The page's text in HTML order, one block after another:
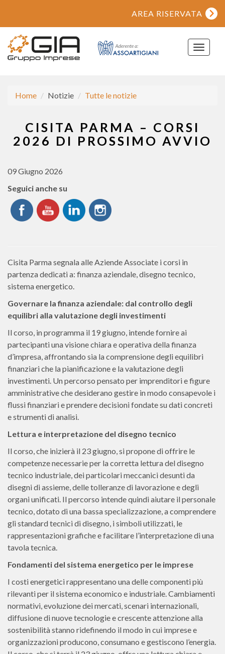
AREA RISERVATA
Toggle
Home Notizie Tutte le notizie
CISITA PARMA – CORSI
2026 DI PROSSIMO AVVIO
09 Giugno 2026
Seguici anche su
Cisita Parma segnala alle Aziende Associate i corsi in
partenza dedicati a: finanza aziendale, disegno tecnico,
sistema energetico.
Governare la finanza aziendale: dal controllo degli
equilibri alla valutazione degli investimenti
Il corso, in programma il 19 giugno, intende fornire ai
partecipanti una visione chiara e operativa della finanza
d’impresa, affrontando sia la comprensione degli equilibri
finanziari che la pianificazione e la valutazione degli
investimenti. Un percorso pensato per imprenditori e figure
amministrative che desiderano gestire in modo consapevole i
flussi finanziari e prendere decisioni fondate su dati concreti
e strumenti di analisi.
Lettura e interpretazione del disegno tecnico
Il corso, che inizierà il 23 giugno, si propone di offrire le
competenze necessarie per la corretta lettura del disegno
tecnico industriale, dei particolari meccanici desunti da
disegni di assieme, delle tolleranze di lavorazione e degli
organi unificati. Il percorso intende quindi aiutare il personale
tecnico, dotato di una bassa specializzazione, a comprendere
gli standard tecnici di disegno, i simboli utilizzati, le
rappresentazioni grafiche e facilitare l’interpretazione di una
tavola tecnica.
Fondamenti del sistema energetico per le imprese
I costi energetici rappresentano una delle componenti più
rilevanti per il sistema economico e industriale. Cambiamenti
normativi, evoluzione dei mercati, scenari internazionali,
diffusione di nuove tecnologie e crescente attenzione alla
sostenibilità stanno ridefinendo il modo in cui imprese e
organizzazioni producono, consumano e gestiscono l’energia.